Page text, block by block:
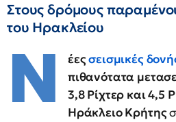
Στους δρόμους
του Ηρακλείου
Ν έεςσεισμικές
πιθανότατα
3,8 Ρίχτερ και 4,5
Ηράκλειο Κρήτης